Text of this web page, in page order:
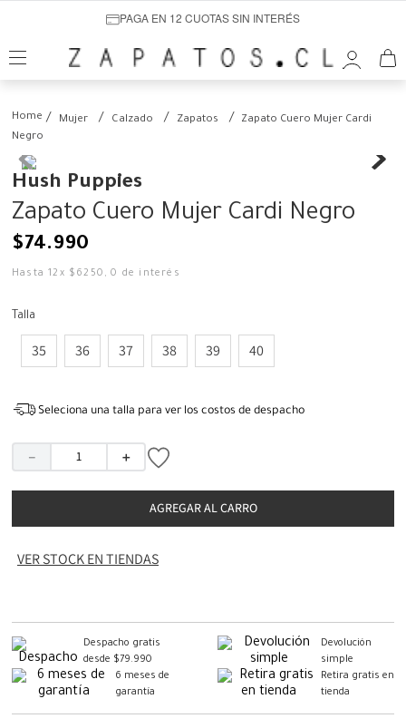
PAGA EN 12 CUOTAS SIN INTERÉS
Mujer Calzado Zapatos
Zapato Cuero Mujer Cardi
Negro
Hush Puppies
Zapato Cuero Mujer Cardi Negro
$74.990
Hasta12 x $ 6250 ,0 de interés
Talla
35 36 37 38 39 40
Seleciona una talla para ver los costos de despacho
＋
－
AGREGAR AL CARRO
VER STOCK EN TIENDAS
Despacho gratis
desde $79.990
Devolución
simple
6 meses de
garantía
Retira gratis en
tienda